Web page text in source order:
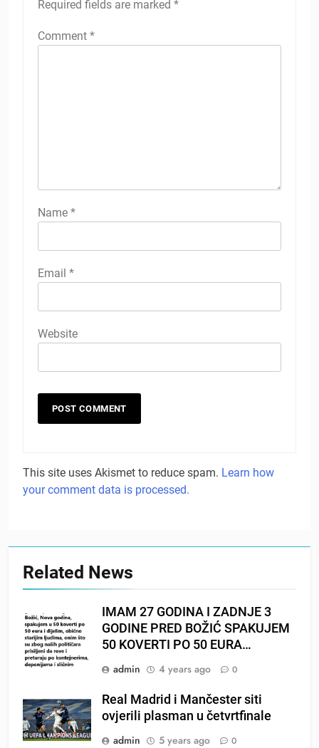
Required fields are marked *
Comment *
Name *
Email *
Website
This site uses Akismet to reduce spam. Learn how
your comment data is processed.
Related News
IMAM 27 GODINA I ZADNJE 3
GODINE PRED BOŽIĆ SPAKUJEM
50 KOVERTI PO 50 EURA…
admin
4 years ago 0
Real Madrid i Mančester siti
ovjerili plasman u četvrtfinale
admin
5 years ago 0